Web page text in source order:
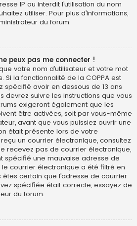
IP ou interdit l’utilisation du nom
utiliser. Pour plus d’informations,
du forum.
peux pas me connecter !
votre nom d’utilisateur et votre mot
Si la fonctionnalité de la COPPA est
spécifié avoir en dessous de 13 ans
devrez suivre les instructions que vous
exigeront également que les
être activées, soit par vous-même
avant que vous puissiez ouvrir une
était présente lors de votre
un courrier électronique, consultez
recevez pas de courrier électronique,
spécifié une mauvaise adresse de
courrier électronique a été filtré en
êtes certain que l’adresse de courrier
spécifiée était correcte, essayez de
du forum.